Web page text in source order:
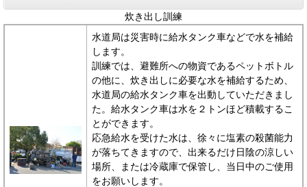
炊き出し訓練
水道局は災害時に給水タンク車などで水を補給
します。
訓練では、避難所への物資であるペットボトル
の他に、炊き出しに必要な水を補給するため、
水道局の給水タンク車を出動していただきまし
た。給水タンク車は水を２トンほど積載するこ
とができます。
応急給水を受けた水は、徐々に塩素の殺菌能力
が落ちてきますので、出来るだけ日陰の涼しい
場所、または冷蔵庫で保管し、当日中のご使用
をお願いします。